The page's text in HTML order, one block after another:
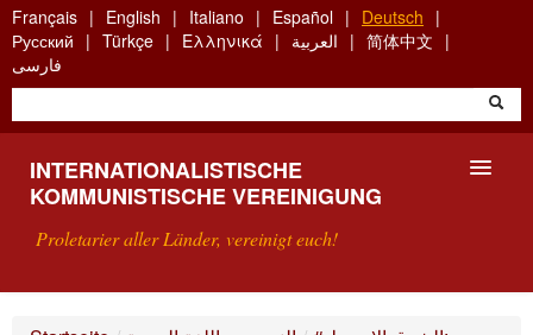
Skip
to
main
content
Français English Italiano Español
Deutsch
Русский
Türkçe Ελληνικά العربية
简体中文
فارسی
INTERNATIONALISTISCHE
KOMMUNISTISCHE VEREINIGUNG
Proletarier aller Länder, vereinigt euch!